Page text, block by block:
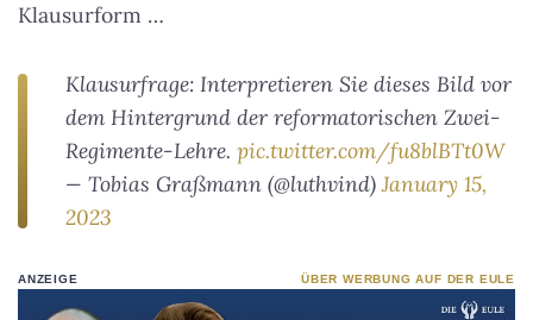
Klausurform …
Klausurfrage: Interpretieren Sie dieses Bild vor
dem Hintergrund der reformatorischen Zwei-
Regimente-Lehre. pic.twitter.com/fu8blBTt0W
— Tobias Graßmann (@luthvind)January 15,
2023
ANZEIGE ÜBER WERBUNG AUF DER EULE